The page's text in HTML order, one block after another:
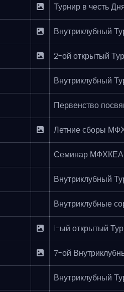
Турнир в честь
Внутриклубный
2-ой открытый
Внутриклубный
Первенство
Летние сборы
Семинар МФХКЕА
Внутриклубный
Внутриклубные
1-ый открытый
7-ой
Внутриклубный